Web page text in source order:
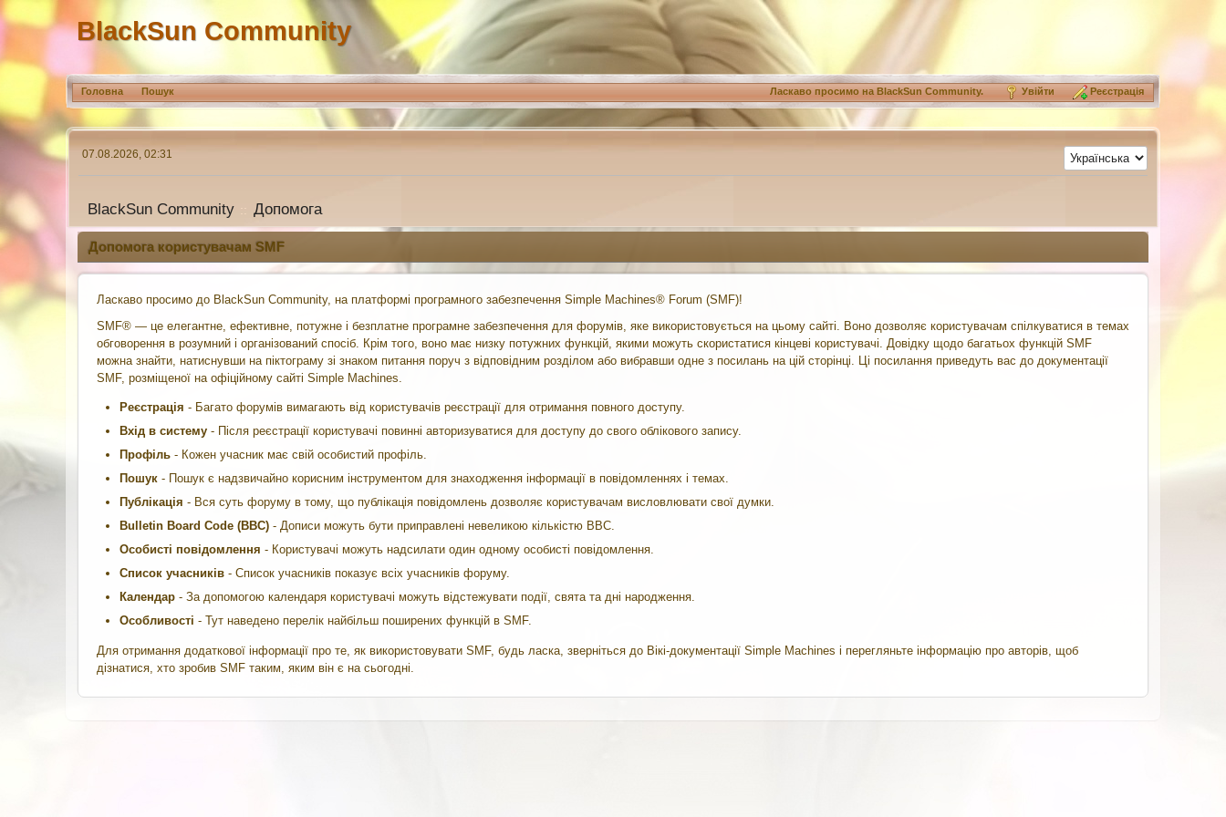
BlackSun Community
Головна Пошук Ласкаво просимо на BlackSun Community. Увійти Реєстрація
07.08.2026, 02:31
BlackSun Community :: Допомога
Допомога користувачам SMF
Ласкаво просимо до BlackSun Community, на платформі програмного забезпечення Simple Machines® Forum (SMF)!
SMF® — це елегантне, ефективне, потужне і безплатне програмне забезпечення для форумів, яке використовується на цьому сайті. Воно дозволяє користувачам спілкуватися в темах
обговорення в розумний і організований спосіб. Крім того, воно має низку потужних функцій, якими можуть скористатися кінцеві користувачі. Довідку щодо багатьох функцій SMF
можна знайти, натиснувши на піктограму зі знаком питання поруч з відповідним розділом або вибравши одне з посилань на цій сторінці. Ці посилання приведуть вас до документації
SMF, розміщеної на офіційному сайті Simple Machines.
Реєстрація - Багато форумів вимагають від користувачів реєстрації для отримання повного доступу.
Вхід в систему - Після реєстрації користувачі повинні авторизуватися для доступу до свого облікового запису.
Профіль - Кожен учасник має свій особистий профіль.
Пошук - Пошук є надзвичайно корисним інструментом для знаходження інформації в повідомленнях і темах.
Публікація - Вся суть форуму в тому, що публікація повідомлень дозволяє користувачам висловлювати свої думки.
Bulletin Board Code (BBC) - Дописи можуть бути приправлені невеликою кількістю BBC.
Особисті повідомлення - Користувачі можуть надсилати один одному особисті повідомлення.
Список учасників - Список учасників показує всіх учасників форуму.
Календар - За допомогою календаря користувачі можуть відстежувати події, свята та дні народження.
Особливості - Тут наведено перелік найбільш поширених функцій в SMF.
Для отримання додаткової інформації про те, як використовувати SMF, будь ласка, зверніться до Вікі-документації Simple Machines і перегляньте інформацію про авторів , щоб
дізнатися, хто зробив SMF таким, яким він є на сьогодні.